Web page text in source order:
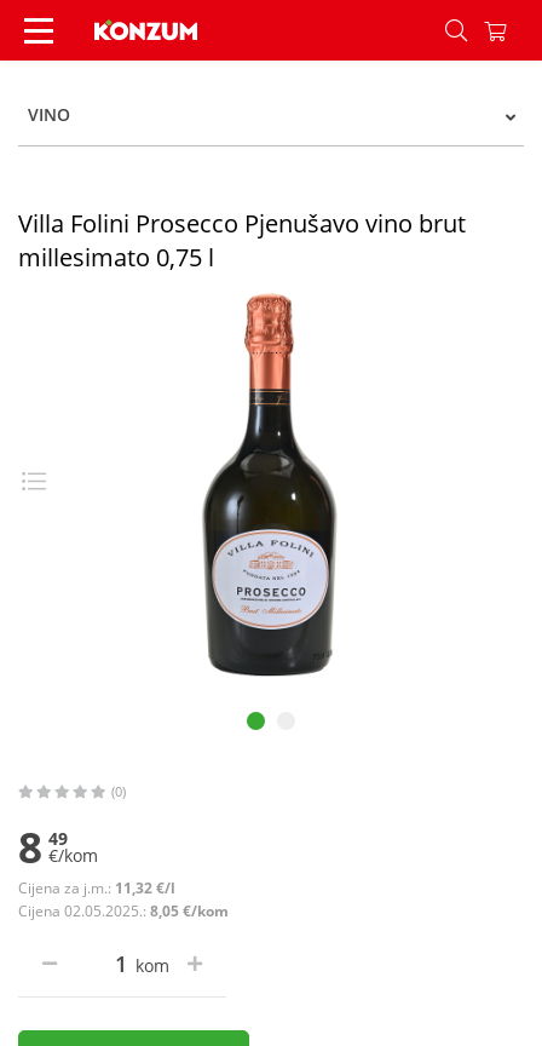
Villa Folini Prosecco Pjenušavo vino brut
VINO
Villa Folini Prosecco Pjenušavo vino brut
millesimato 0,75 l
(0)
8 49
€/kom
Cijena za j.m.: 11,32 €/l
Cijena 02.05.2025.: 8,05 €/kom
kom